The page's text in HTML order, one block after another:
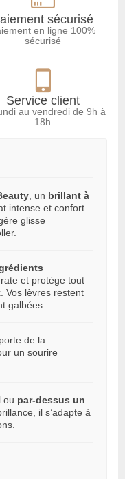
sécurisé
en ligne 100%
sécurisé
Service client
au vendredi de 9h à
18h
, un brillant à
intense et confort
glisse
et protège tout
Vos lèvres restent
galbées.
de la
un sourire
ou par-dessus un
il s’adapte à